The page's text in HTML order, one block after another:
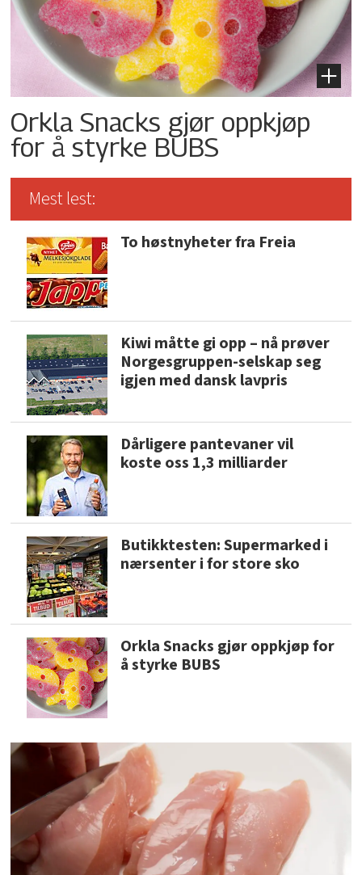
Orkla Snacks gjør oppkjøp
for å styrke BUBS
Mest lest:
To høstnyheter fra Freia
Kiwi måtte gi opp – nå prøver
Norgesgruppen-selskap seg
igjen med dansk lavpris
Dårligere pantevaner vil
koste oss 1,3 milliarder
Butikktesten: Supermarked i
nærsenter i for store sko
Orkla Snacks gjør oppkjøp for
å styrke BUBS